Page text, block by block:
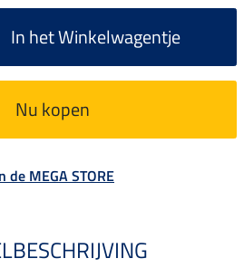
In het Winkelwagentje
Nu kopen
MEGA STORE